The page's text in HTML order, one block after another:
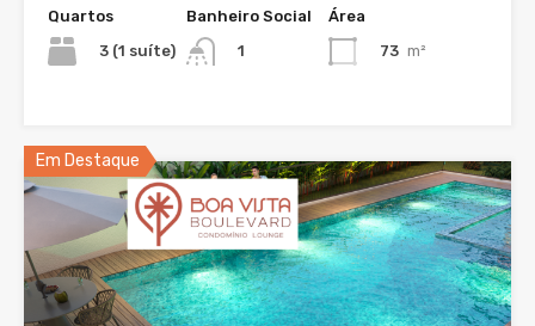
Quartos
3 (1 suíte)
Banheiro Social
1
Área
73 m²
Em Destaque